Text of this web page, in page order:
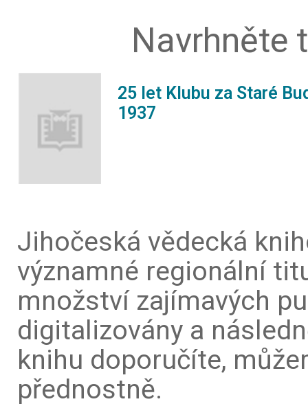
Navrhněte
25 let Klubu za Staré
1937
Jihočeská vědecká
významné regionální
množství zajímavých
digitalizovány a
knihu doporučíte,
přednostně.